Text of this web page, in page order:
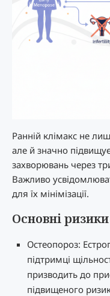
Ранній клімакс не
але й значно
захворювань через
Важливо
для їх мінімізації.
Основні ризики
Остеопороз:
підтримці
призводить до
підвищеного